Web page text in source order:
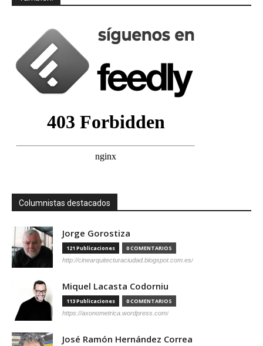
Columnistas destacados
Jorge Gorostiza
121 Publicaciones 0 COMENTARIOS
http://cinearquitecturaciudad.blogspot.com.es/
Miquel Lacasta Codorniu
113 Publicaciones 0 COMENTARIOS
https://axonometrica.wordpress.com/
José Ramón Hernández Correa